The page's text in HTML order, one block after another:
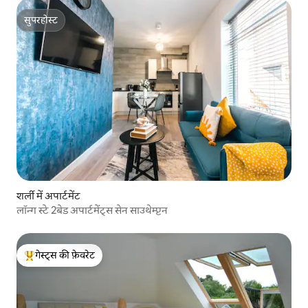
सुपरहोस्ट
सुपरहोस्ट
शर्ली में अपार्टमेंट
लॉन्ग स्टे 2बेड अपार्टमेंट्स सेन साउथेम्प्टन
गेस्ट्स का टॉप फ़ेवरेट
गेस्ट्स की फ़ेवरेट